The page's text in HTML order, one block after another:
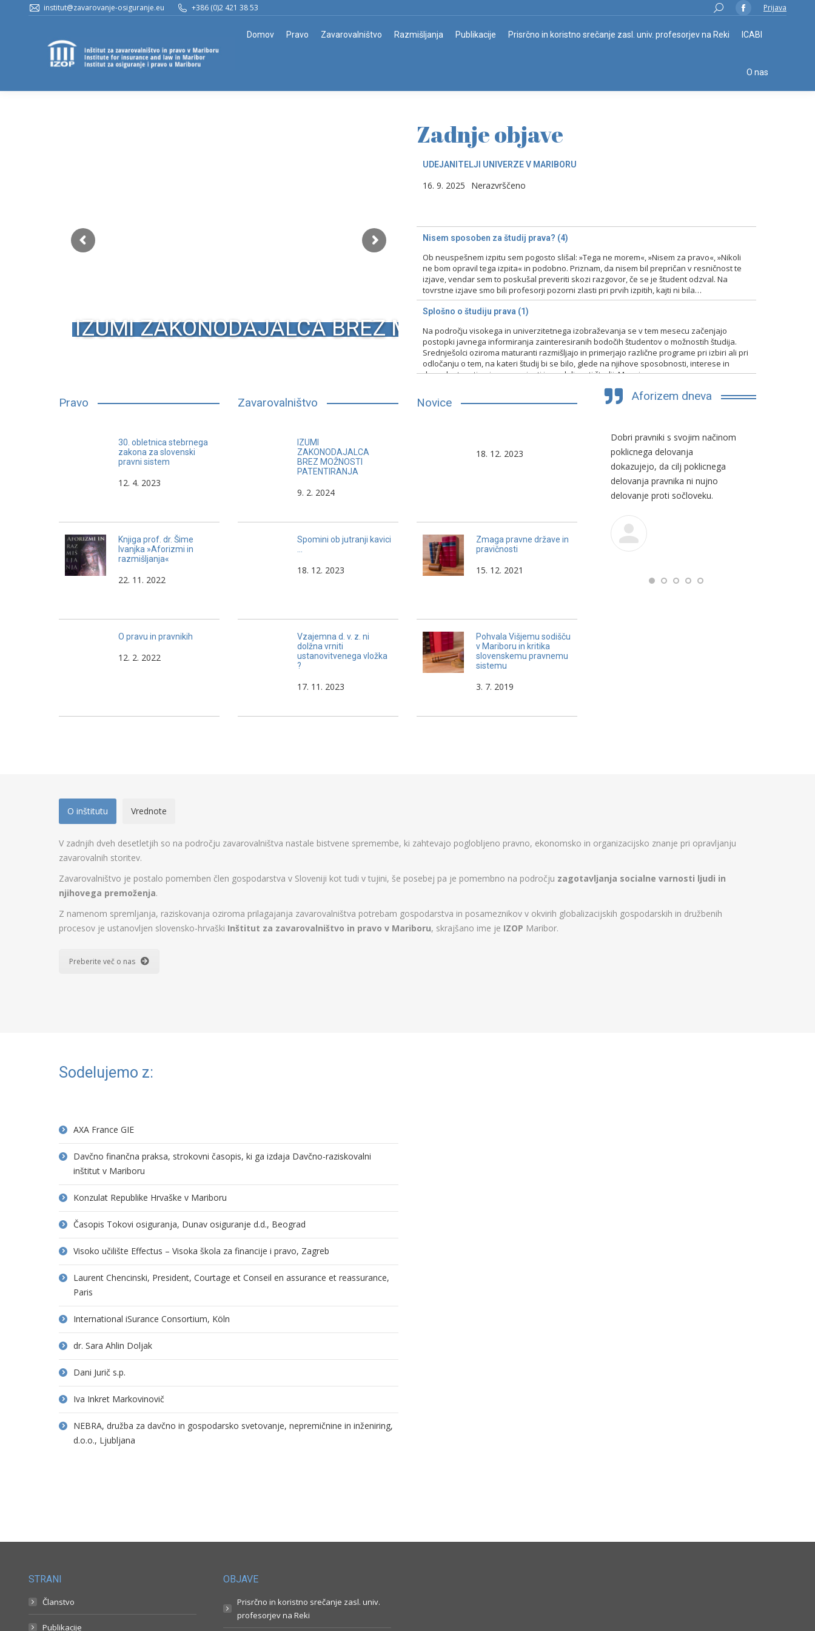
institut@zavarovanje-osiguranje.eu +386 (0)2 421 38 53 Search:
Facebook
page
new
window
Prijava
Domov Pravo Zavarovalništvo Razmišljanja Publikacije Prisrčno in koristno srečanje zasl. univ. profesorjev na Reki ICABI
O nas
IZUMI ZAKONODAJALCA BREZ MOŽNOSTI PATENTIRANJA
Zadnje objave
UDEJANITELJI UNIVERZE V MARIBORU
16. 9. 2025 Nerazvrščeno
Nisem sposoben za študij prava? (4)
Ob neuspešnem izpitu sem pogosto slišal: »Tega ne morem«, »Nisem za pravo«, »Nikoli
ne bom opravil tega izpita« in podobno. Priznam, da nisem bil prepričan v resničnost te
izjave, vendar sem to poskušal preveriti skozi razgovor, če se je študent odzval. Na
tovrstne izjave smo bili profesorji pozorni zlasti pri prvih izpitih, kajti ni bila…
15. 2. 2024 Nerazvrščeno
Splošno o študiju prava (1)
Na področju visokega in univerzitetnega izobraževanja se v tem mesecu začenjajo
postopki javnega informiranja zainteresiranih bodočih študentov o možnostih študija.
Srednješolci oziroma maturanti razmišljajo in primerjajo različne programe pri izbiri ali pri
odločanju o tem, na kateri študij bi se bilo, glede na njihove sposobnosti, interese in
druge lastnosti, primerno vpisati in nadaljevati študij. Mnogim…
13. 2. 2024
Pravo
30. obletnica stebrnega
zakona za slovenski
pravni sistem
12. 4. 2023
Knjiga prof. dr. Šime
Ivanjka »Aforizmi in
razmišljanja«
22. 11. 2022
O pravu in pravnikih
12. 2. 2022
Zavarovalništvo
IZUMI
ZAKONODAJALCA
BREZ MOŽNOSTI
PATENTIRANJA
9. 2. 2024
Spomini ob jutranji kavici
18. 12. 2023
Vzajemna d. v. z. ni
dolžna vrniti
ustanovitvenega vložka
?
17. 11. 2023
Novice
18. 12. 2023
Zmaga pravne države in
pravičnosti
15. 12. 2021
Pohvala Višjemu sodišču
v Mariboru in kritika
slovenskemu pravnemu
sistemu
3. 7. 2019
Aforizem dneva
Člani določenih političnih strank
ali pripadniki določene ideologije,
so sposobni komunicirati tudi na
poklicni ravni samo z enako
vključujejo poslušanja.
Pravniki pri svojem poklicnem
delu pozabljajo, da tudi pravniki
delajo vedno dvakrat napake.
pravu in pravnikih in to ne zaradi
Dobri pravniki s svojim načinom
poklicnega delovanja
dokazujejo, da cilj poklicnega
delovanja pravnika ni nujno
delovanje proti sočloveku.
O inštitutu Vrednote
V zadnjih dveh desetletjih so na področju zavarovalništva nastale bistvene spremembe, ki zahtevajo poglobljeno pravno, ekonomsko in organizacijsko znanje pri opravljanju
zavarovalnih storitev.
Zavarovalništvo je postalo pomemben člen gospodarstva v Sloveniji kot tudi v tujini, še posebej pa je pomembno na področju zagotavljanja socialne varnosti ljudi in
njihovega premoženja.
Z namenom spremljanja, raziskovanja oziroma prilagajanja zavarovalništva potrebam gospodarstva in posameznikov v okvirih globalizacijskih gospodarskih in družbenih
procesov je ustanovljen slovensko-hrvaški Inštitut za zavarovalništvo in pravo v Mariboru, skrajšano ime je IZOP Maribor.
Preberite več o nas
Sodelujemo z:
AXA France GIE
Davčno finančna praksa, strokovni časopis, ki ga izdaja Davčno-raziskovalni
inštitut v Mariboru
Konzulat Republike Hrvaške v Mariboru
Časopis Tokovi osiguranja, Dunav osiguranje d.d., Beograd
Visoko učilište Effectus – Visoka škola za financije i pravo, Zagreb
Laurent Chencinski, President, Courtage et Conseil en assurance et reassurance,
Paris
International iSurance Consortium, Köln
dr. Sara Ahlin Doljak
Dani Jurič s.p.
Iva Inkret Markovinovič
NEBRA, družba za davčno in gospodarsko svetovanje, nepremičnine in inženiring,
d.o.o., Ljubljana
STRANI
Članstvo
Publikacije
OBJAVE
Prisrčno in koristno srečanje zasl. univ.
profesorjev na Reki